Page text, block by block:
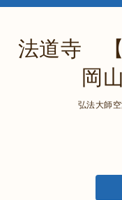
法道寺
岡
弘法大師
現
未来